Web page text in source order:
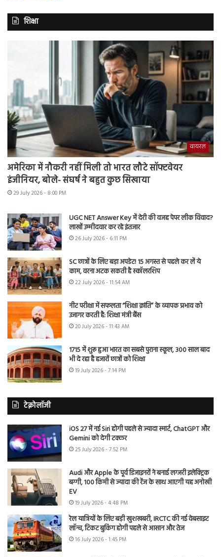
शिक्षा
वायरल
अमेरिका में नौकरी नहीं मिली तो भारत लौटे सॉफ्टवेयर
इंजीनियर, बोले- संघर्ष ने बहुत कुछ सिखाया
29 July 2026 - 8:00 PM
UGC NET Answer Key में देरी की वजह पेपर लीक विवाद?
लाखों उम्मीदवार कर रहे इंतजार
26 July 2026 - 6:11 PM
SC छात्रों के लिए बड़ा अपडेट! 15 अगस्त से पहले कर लें ये
काम, वरना अटक सकती है स्कॉलरशिप
22 July 2026 - 11:54 AM
नीट परीक्षा में सफलता “शिक्षा क्रांति” के व्यापक प्रभाव को
उजागर करती है: शिक्षा मंत्री बैंस
20 July 2026 - 11:43 AM
1715 में शुरू हुआ भारत का सबसे पुराना स्कूल, 300 साल बाद
भी दे रहा है हजारों छात्रों को शिक्षा
19 July 2026 - 7:14 PM
टेक्नोलॉजी
iOS 27 में नई Siri होगी पहले से ज्यादा स्मार्ट, ChatGPT और
Gemini को देगी टक्कर
25 July 2026 - 7:52 PM
Audi और Apple के पूर्व डिजाइनरों ने बनाई लग्जरी इलेक्ट्रिक
बग्गी, 100 किमी से ज्यादा की रेंज के साथ आएगी यह अनोखी
EV
19 July 2026 - 4:48 PM
रेल यात्रियों के लिए बड़ी खुशखबरी, IRCTC की नई वेबसाइट
लॉन्च, टिकट बुकिंग होगी पहले से आसान और तेज
16 July 2026 - 1:45 PM